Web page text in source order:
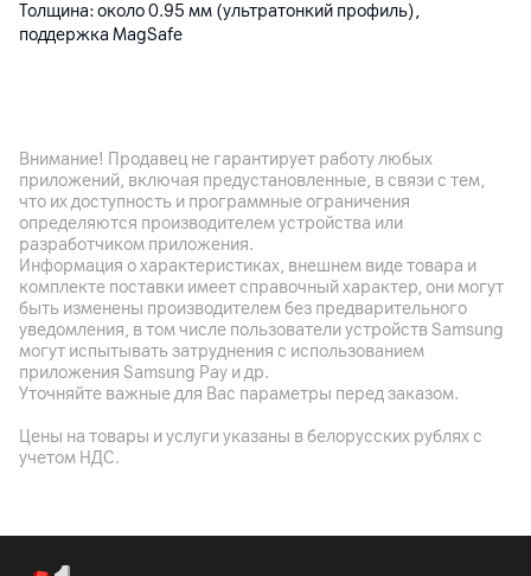
Толщина: около 0.95 мм (ультратонкий профиль),
поддержка MagSafe
12мес.
Импортер
ООО "Палома-Сервис", 220020, Минск , пр. Победителей
100-2
Производитель
Shenzhen Lingyi Innovation TechnologyCo., Ltd., 518000 Китай
, Shenzhen , Bao'an Dist., Xixiang Blvd., Central Avenue Building,
Bldg. 12F Block C
чехол
Внимание! Продавец не гарантирует работу любых
приложений, включая предустановленные, в связи с тем,
что их доступность и программные ограничения
определяются производителем устройства или
разработчиком приложения.
Информация о характеристиках, внешнем виде товара и
комплекте поставки имеет справочный характер, они могут
быть изменены производителем без предварительного
уведомления, в том числе пользователи устройств Samsung
могут испытывать затруднения с использованием
приложения Samsung Pay и др.
Уточняйте важные для Вас параметры перед заказом.
Цены на товары и услуги указаны в белорусских рублях с
учетом НДС.